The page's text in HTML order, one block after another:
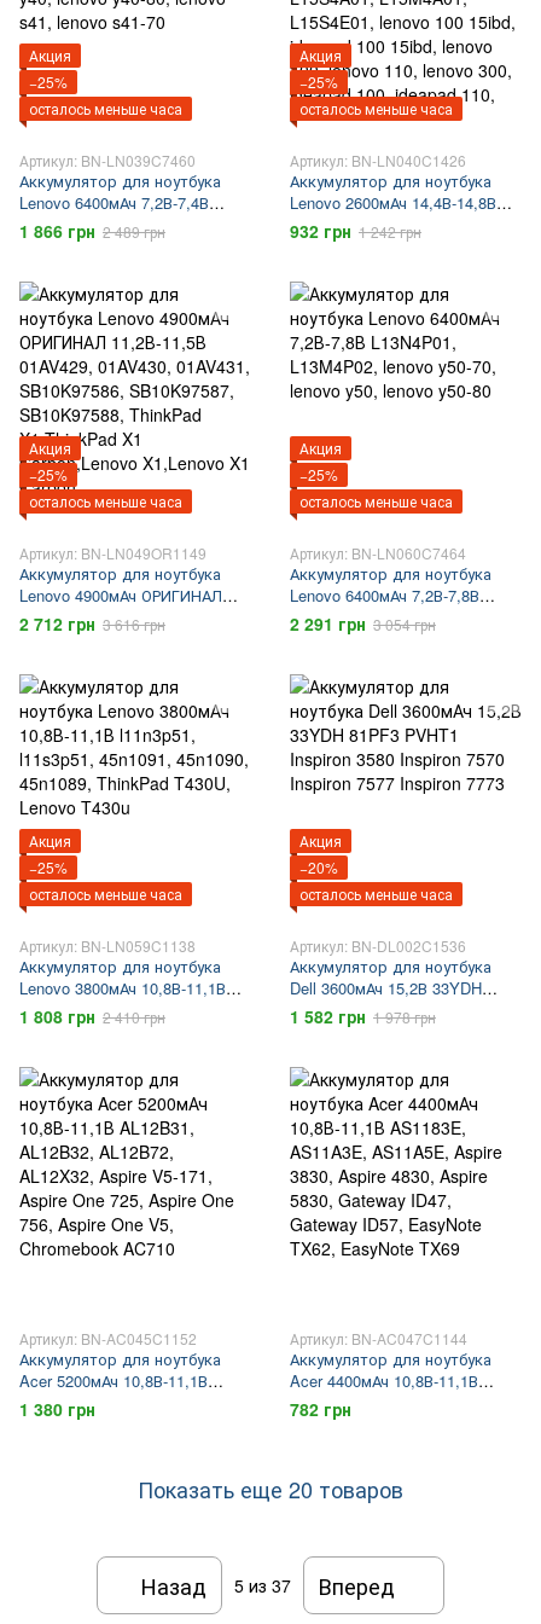
Акция
−25%
осталось меньше часа
Артикул: BN-LN039C7460
Аккумулятор для ноутбука
Lenovo 6400мАч 7,2В-7,4В
L13M4P01, L13L4P01,
L13C4P01, lenovo y40, lenovo
70
1 866 грн 2 489 грн
Акция
−25%
осталось меньше часа
Артикул: BN-LN040C1426
Аккумулятор для ноутбука
Lenovo 2600мАч 14,4В-14,8В
L15L4A01, L15M4E01,
L15L4E01, L15S4A01,
100 15ibd, ideapad 100 15ibd,
lenovo 100, lenovo 110, lenovo
300, ideapad 100, ideapad 110,
ideapad 300
932 грн 1 242 грн
Акция
−25%
осталось меньше часа
Артикул: BN-LN049OR1149
Аккумулятор для ноутбука
Lenovo 4900мАч ОРИГИНАЛ
11,2В-11,5В 01AV429, 01AV430,
01AV431, SB10K97586,
ThinkPad X1,ThinkPad X1
Carbon,Lenovo X1,Lenovo X1
Carbon
2 712 грн 3 616 грн
Акция
−25%
осталось меньше часа
Артикул: BN-LN060C7464
Аккумулятор для ноутбука
Lenovo 6400мАч 7,2В-7,8В
L13N4P01, L13M4P02, lenovo
y50-70, lenovo y50, lenovo y50-
2 291 грн 3 054 грн
Акция
−25%
осталось меньше часа
Артикул: BN-LN059C1138
Аккумулятор для ноутбука
Lenovo 3800мАч 10,8В-11,1В
l11n3p51, l11s3p51, 45n1091,
45n1090, 45n1089, ThinkPad
1 808 грн 2 410 грн
Акция
−20%
осталось меньше часа
Артикул: BN-DL002C1536
Аккумулятор для ноутбука
Dell 3600мАч 15,2В 33YDH
81PF3 PVHT1 Inspiron 3580
Inspiron 7570 Inspiron 7577
1 582 грн 1 978 грн
Артикул: BN-AC045C1152
Аккумулятор для ноутбука
Acer 5200мАч 10,8В-11,1В
AL12B31, AL12B32, AL12B72,
AL12X32, Aspire V5-171, Aspire
1 380 грн
Артикул: BN-AC047C1144
Аккумулятор для ноутбука
Acer 4400мАч 10,8В-11,1В
AS1183E, AS11A3E, AS11A5E,
Aspire 3830, Aspire 4830, Aspire
TX69
782 грн
Показать еще 20 товаров
Назад 5 из 37 Вперед